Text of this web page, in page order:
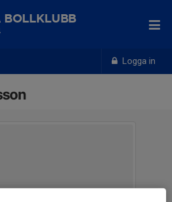
Logga in
BOLLKLUBB